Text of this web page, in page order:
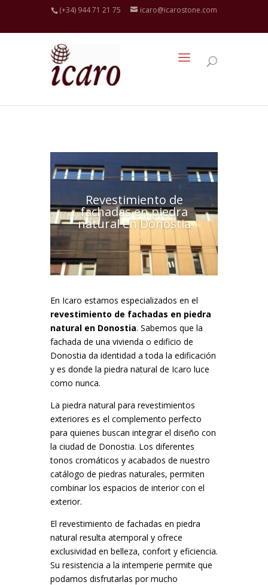
(+34) 944 71 21 75 icaro@icarostone.com
Revestimiento de
fachadas en piedra
natural en Donostia
En Icaro estamos especializados en el
revestimiento de fachadas en piedra
natural en Donostia. Sabemos que la
fachada de una vivienda o edificio de
Donostia da identidad a toda la edificación
y es donde la piedra natural de Icaro luce
como nunca.
La piedra natural para revestimientos
exteriores es el complemento perfecto
para quienes buscan integrar el diseño con
la ciudad de Donostia. Los diferentes
tonos cromáticos y acabados de nuestro
catálogo de piedras naturales, permiten
combinar los espacios de interior con el
exterior.
El revestimiento de fachadas en piedra
natural resulta atemporal y ofrece
exclusividad en belleza, confort y eficiencia.
Su resistencia a la intemperie permite que
podamos disfrutarlas por mucho